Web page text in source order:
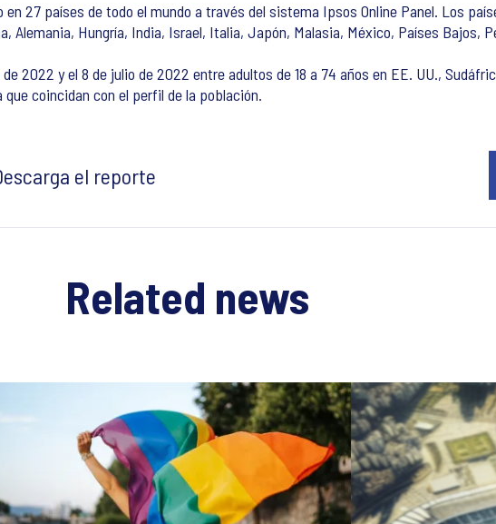
27 países de todo el mundo a través del sistema Ipsos Online Panel. Los
Alemania, Hungría, India, Israel, Italia, Japón, Malasia, México, Países Bajos,
2022 y el 8 de julio de 2022 entre adultos de 18 a 74 años en EE. UU.,
coincidan con el perfil de la población.
el reporte
Related news